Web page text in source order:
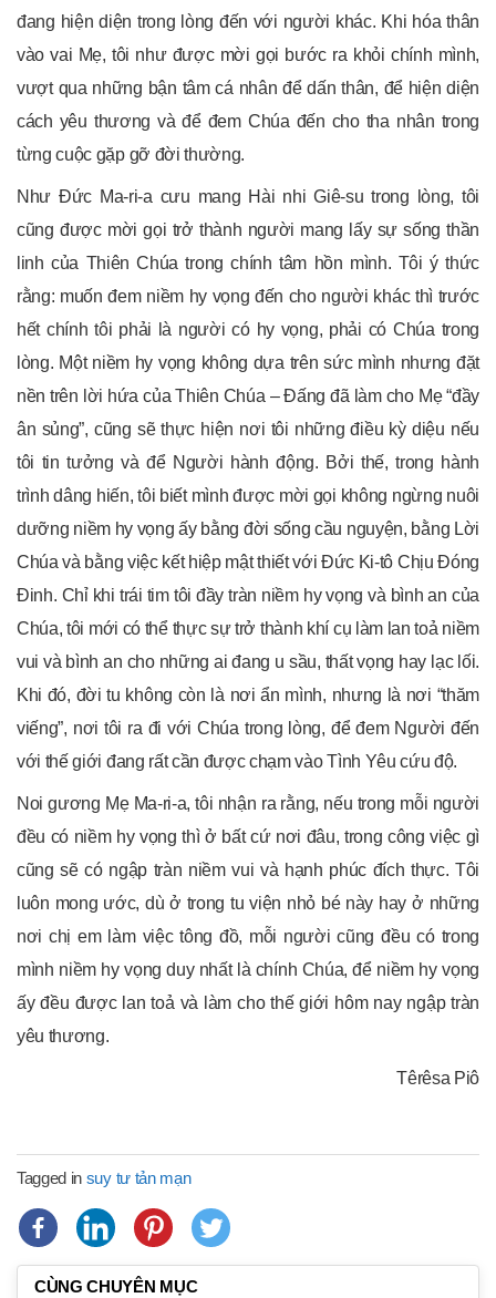
đang hiện diện trong lòng đến với người khác. Khi hóa thân
vào vai Mẹ, tôi như được mời gọi bước ra khỏi chính mình,
vượt qua những bận tâm cá nhân để dấn thân, để hiện diện
cách yêu thương và để đem Chúa đến cho tha nhân trong
từng cuộc gặp gỡ đời thường.
Như Đức Ma-ri-a cưu mang Hài nhi Giê-su trong lòng, tôi
cũng được mời gọi trở thành người mang lấy sự sống thần
linh của Thiên Chúa trong chính tâm hồn mình. Tôi ý thức
rằng: muốn đem niềm hy vọng đến cho người khác thì trước
hết chính tôi phải là người có hy vọng, phải có Chúa trong
lòng. Một niềm hy vọng không dựa trên sức mình nhưng đặt
nền trên lời hứa của Thiên Chúa – Đấng đã làm cho Mẹ “đầy
ân sủng”, cũng sẽ thực hiện nơi tôi những điều kỳ diệu nếu
tôi tin tưởng và để Người hành động. Bởi thế, trong hành
trình dâng hiến, tôi biết mình được mời gọi không ngừng nuôi
dưỡng niềm hy vọng ấy bằng đời sống cầu nguyện, bằng Lời
Chúa và bằng việc kết hiệp mật thiết với Đức Ki-tô Chịu Đóng
Đinh. Chỉ khi trái tim tôi đầy tràn niềm hy vọng và bình an của
Chúa, tôi mới có thể thực sự trở thành khí cụ làm lan toả niềm
vui và bình an cho những ai đang u sầu, thất vọng hay lạc lối.
Khi đó, đời tu không còn là nơi ẩn mình, nhưng là nơi “thăm
viếng”, nơi tôi ra đi với Chúa trong lòng, để đem Người đến
với thế giới đang rất cần được chạm vào Tình Yêu cứu độ.
Noi gương Mẹ Ma-ri-a, tôi nhận ra rằng, nếu trong mỗi người
đều có niềm hy vọng thì ở bất cứ nơi đâu, trong công việc gì
cũng sẽ có ngập tràn niềm vui và hạnh phúc đích thực. Tôi
luôn mong ước, dù ở trong tu viện nhỏ bé này hay ở những
nơi chị em làm việc tông đồ, mỗi người cũng đều có trong
mình niềm hy vọng duy nhất là chính Chúa, để niềm hy vọng
ấy đều được lan toả và làm cho thế giới hôm nay ngập tràn
yêu thương.
Têrêsa Piô
Tagged in suy tư tản mạn
CÙNG CHUYÊN MỤC